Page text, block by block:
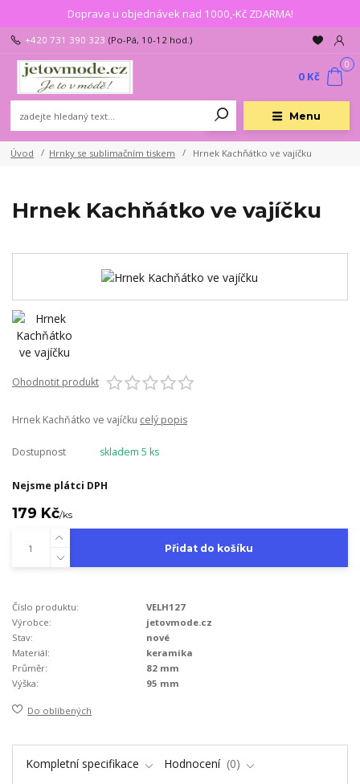
Doprava u objednávek nad 1000,-Kč ZDARMA!
Menu
+420 731 390 323 (Po-Pá, 10-12 hod.)
0
0 Kč
Úvod Hrnky se sublimačním tiskem Hrnek Kachňátko ve vajíčku
Hrnek Kachňátko ve vajíčku
Ohodnotit produkt
Hrnek Kachňátko ve vajíčku celý popis
Dostupnost skladem 5 ks
Nejsme plátci DPH
179 Kč/ks
Přidat do košíku
Číslo produktu:
VELH127
Výrobce:
jetovmode.cz
Stav:
nové
Materiál:
keramika
Průměr:
82 mm
Výška:
95 mm
Do oblíbených
Kompletní specifikace Hodnocení
0